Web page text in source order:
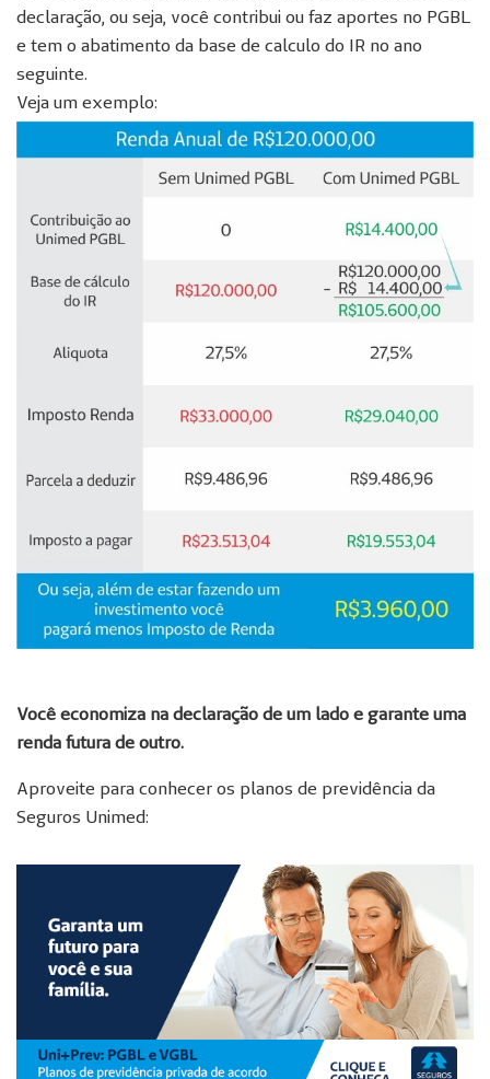
declaração, ou seja, você contribui ou faz aportes no PGBL
e tem o abatimento da base de calculo do IR no ano
seguinte.
Veja um exemplo:
Você economiza na declaração de um lado e garante uma
renda futura de outro.
Aproveite para conhecer os planos de previdência da
Seguros Unimed: